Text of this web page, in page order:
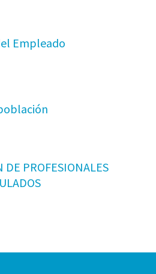
Empleado
DE PROFESIONALES